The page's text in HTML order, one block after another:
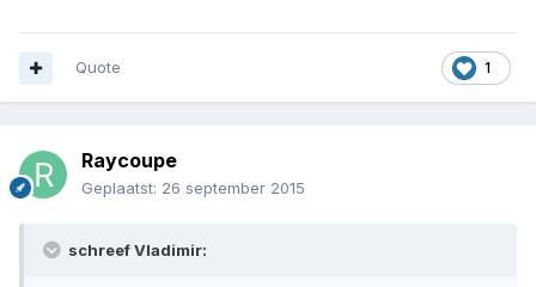
1
Quote
Raycoupe
Geplaatst: 26 september 2015
schreef Vladimir: